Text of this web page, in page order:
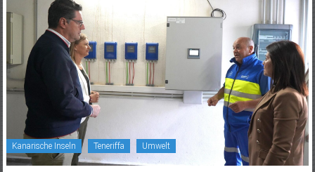
Kanarische Inseln Teneriffa Umwelt